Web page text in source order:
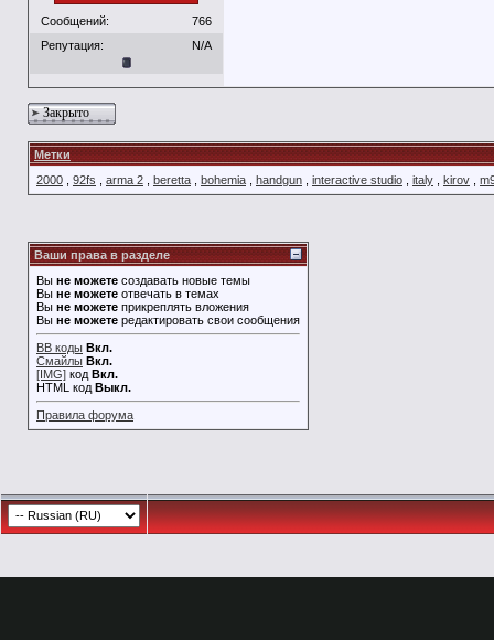
Сообщений:
766
Репутация:
N/A
Закрыто
Метки
2000
92fs arma 2 beretta bohemia handgun interactive studio italy kirov
Ваши права в разделе
Вы не можете создавать новые темы
Вы не можете отвечать в темах
Вы не можете прикреплять вложения
Вы не можете редактировать свои сообщения
BB коды Вкл.
Смайлы Вкл.
[IMG] код Вкл.
HTML код Выкл.
Правила форума